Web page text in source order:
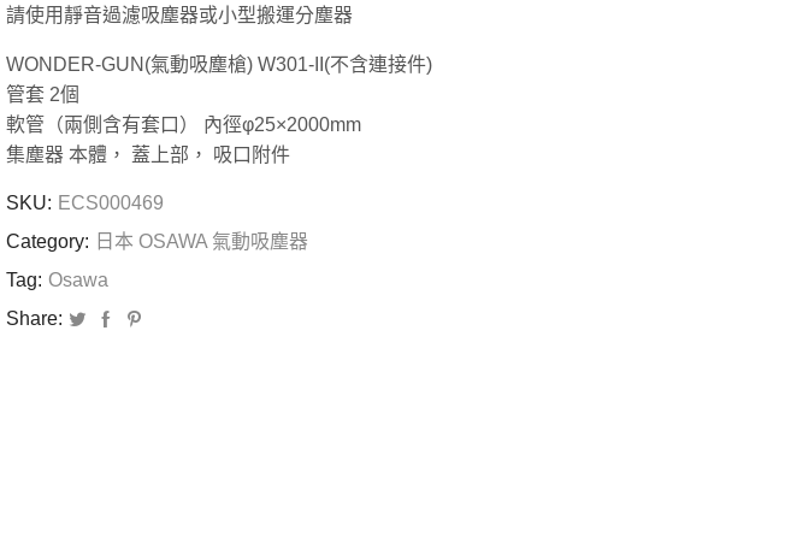
請使用靜音過濾吸塵器或小型搬運分塵器
WONDER-GUN(氣動吸塵槍) W301-II(不含連接件)
管套 2個
軟管（兩側含有套口） 內徑φ25×2000mm
集塵器 本體， 蓋上部， 吸口附件
SKU: ECS000469
Category: 日本 OSAWA 氣動吸塵器
Tag: Osawa
Share: